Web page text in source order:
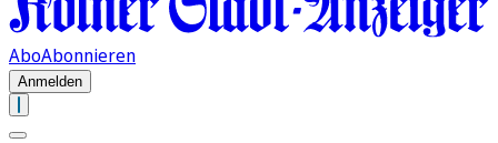
AboAbonnieren
Anmelden